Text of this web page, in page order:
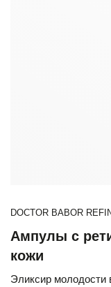
DOCTOR BABOR
Ампулы с
кожи
Эликсир молодости